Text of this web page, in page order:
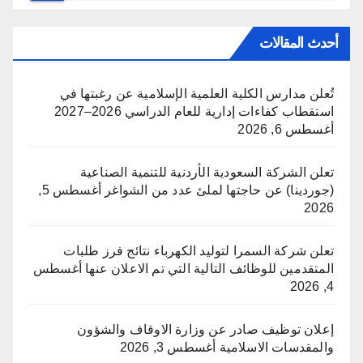
أحدث المقالات
تُعلن مدارس الكلية العلمية الإسلامية عن رغبتها في
استقطاب كفاءات إدارية للعام الدراسي 2026–2027
أغسطس 6, 2026
تعلن الشركة السعودية الأردنية للتنمية الصناعية
(جوردينا) عن حاجتها لملئ عدد من الشواغر
أغسطس 5,
2026
تعلن شركة السمرا لتوليد الكهرباء نتائج فرز طلبات
المتقدمين للوظائف التالية التي تم الاعلان عنها أغسطس
4, 2026
إعلان توظيف صادر عن وزارة الاوقاف والشؤون
والمقدسات الاسلامية أغسطس 3, 2026